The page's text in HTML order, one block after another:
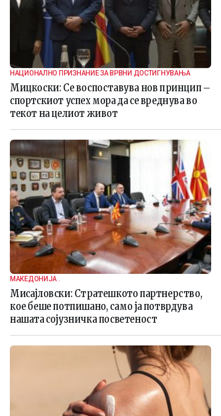
НАЦИОНАЛНО ПРИЗНАНИЕ ЗА ВРВНИ ДОСТИГНУВАЊА
Мицкоски: Се воспоставува нов принцип –
спортскиот успех мора да се вреднува во
текот на целиот живот
МАКЕДОНИЈА .
Мисајловски: Стратешкото партнерство,
кое беше потпишано, само ја потврдува
нашата сојузничка посветеност